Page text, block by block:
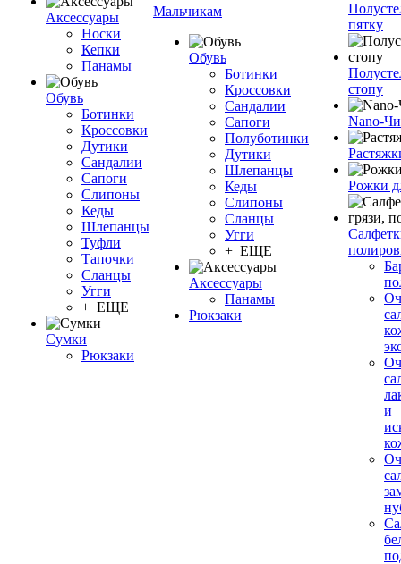
Аксессуары
Носки
Кепки
Панамы
Обувь
Ботинки
Кроссовки
Дутики
Сандалии
Сапоги
Слипоны
Кеды
Шлепанцы
Туфли
Тапочки
Сланцы
Угги
+ ЕЩЕ
Сумки
Рюкзаки
Мальчикам
Обувь
Ботинки
Кроссовки
Сандалии
Сапоги
Полуботинки
Дутики
Шлепанцы
Кеды
Слипоны
Сланцы
Угги
+ ЕЩЕ
Аксессуары
Панамы
Рюкзаки
пятку
стопу
Nano-
Рожки
и